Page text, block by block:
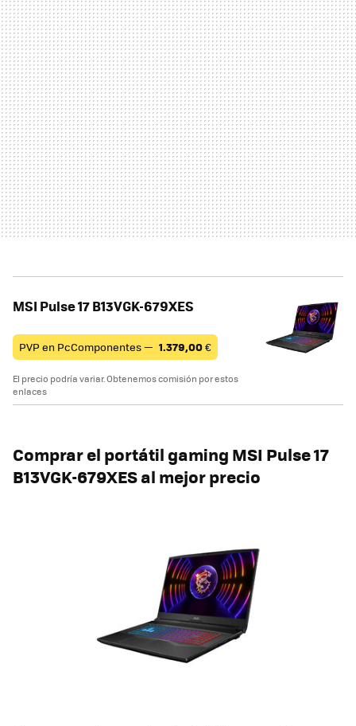
MSI Pulse 17 B13VGK-679XES
PVP en PcComponentes — 1.379,00€
El precio podría variar. Obtenemos comisión por estos
enlaces
Comprar el portátil gaming MSI Pulse 17
B13VGK-679XES al mejor precio